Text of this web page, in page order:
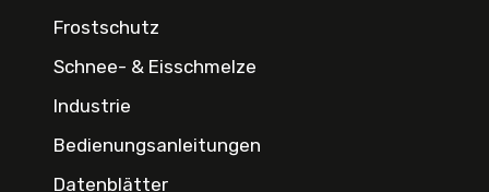
Frostschutz
Schnee- & Eisschmelze
Industrie
Bedienungsanleitungen
Datenblätter